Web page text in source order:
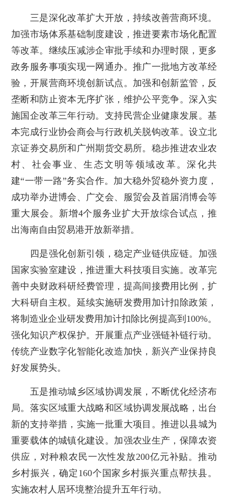
三是深化改革扩大开放，持续改善营商环境。
加强市场体系基础制度建设，推进要素市场化配置
等改革。继续压减涉企审批手续和办理时限，更多
政务服务事项实现一网通办。推广一批地方改革经
验，开展营商环境创新试点。加强和创新监管，反
垄断和防止资本无序扩张，维护公平竞争。深入实
施国企改革三年行动。支持民营企业健康发展。基
本完成行业协会商会与行政机关脱钩改革。设立北
京证券交易所和广州期货交易所。稳步推进农业农
村、社会事业、生态文明等领域改革。深化共
建“一带一路”务实合作。加大稳外贸稳外资力度，
成功举办进博会、广交会、服贸会及首届消博会等
重大展会。新增4个服务业扩大开放综合试点，推
出海南自由贸易港开放新举措。
四是强化创新引领，稳定产业链供应链。加强
国家实验室建设，推进重大科技项目实施。改革完
善中央财政科研经费管理，提高间接费用比例，扩
大科研自主权。延续实施研发费用加计扣除政策，
将制造业企业研发费用加计扣除比例提高到100%。
强化知识产权保护。开展重点产业强链补链行动。
传统产业数字化智能化改造加快，新兴产业保持良
好发展势头。
五是推动城乡区域协调发展，不断优化经济布
局。落实区域重大战略和区域协调发展战略，出台
新的支持举措，实施一批重大项目。推进以县城为
重要载体的城镇化建设。加强农业生产，保障农资
供应，对种粮农民一次性发放200亿元补贴。推动
乡村振兴，确定160个国家乡村振兴重点帮扶县。
实施农村人居环境整治提升五年行动。